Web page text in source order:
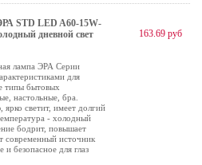
STD LED A60-15W-
дневной свет
лампа ЭРА Серии
для
типы бытовых
настольные, бра.
ярко светит, имеет долгий
- холодный
бодрит, повышает
современный источник
и безопасное для глаз
163.69 руб